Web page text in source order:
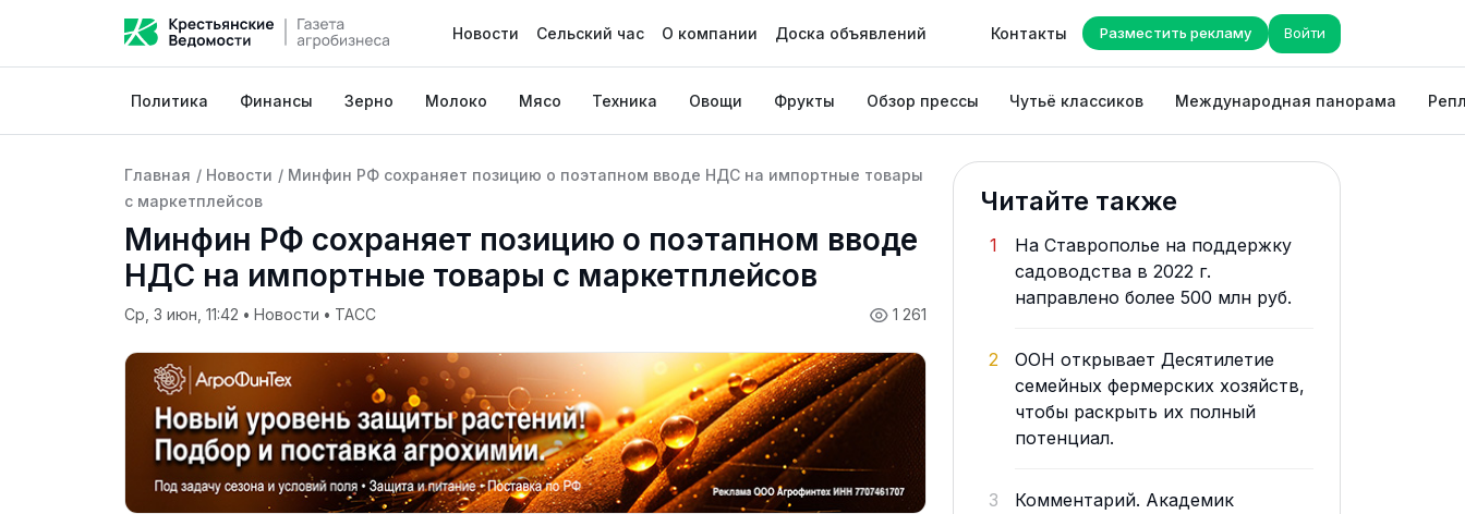
Новости Сельский час О компании Доска объявлений Контакты Разместить рекламу Войти
Политика Финансы Зерно Молоко Мясо Техника Овощи Фрукты Обзор прессы Чутьё классиков Международная панорама
Главная / Новости / Минфин РФ сохраняет позицию о поэтапном вводе НДС на импортные товары
с маркетплейсов
Минфин РФ сохраняет позицию о поэтапном вводе
НДС на импортные товары с маркетплейсов
1 261
Ср, 3 июн, 11:42 • Новости • ТАСС
Читайте также
1
На Ставрополье на поддержку
садоводства в 2022 г.
направлено более 500 млн руб.
2
ООН открывает Десятилетие
семейных фермерских хозяйств,
чтобы раскрыть их полный
потенциал.
3
Комментарий. Академик